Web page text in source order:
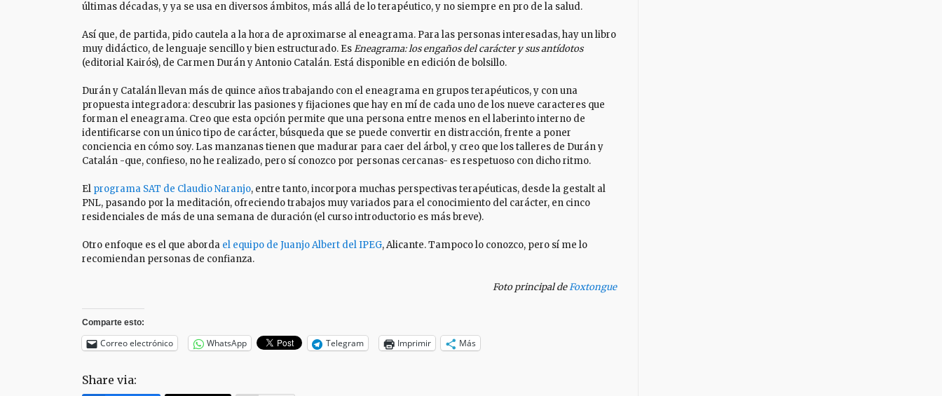
últimas décadas, y ya se usa en diversos ámbitos, más allá de lo terapéutico, y no siempre en pro de la salud.
Así que, de partida, pido cautela a la hora de aproximarse al eneagrama. Para las personas interesadas, hay un libro
muy didáctico, de lenguaje sencillo y bien estructurado. EsEneagrama: los engaños del carácter y sus antídotos
(editorial Kairós), de Carmen Durán y Antonio Catalán. Está disponible en edición de bolsillo.
Durán y Catalán llevan más de quince años trabajando con el eneagrama en grupos terapéuticos, y con una
propuesta integradora: descubrir las pasiones y fijaciones que hay en mí de cada uno de los nueve caracteres que
forman el eneagrama. Creo que esta opción permite que una persona entre menos en el laberinto interno de
identificarse con un único tipo de carácter, búsqueda que se puede convertir en distracción, frente a poner
conciencia en cómo soy. Las manzanas tienen que madurar para caer del árbol, y creo que los talleres de Durán y
Catalán -que, confieso, no he realizado, pero sí conozco por personas cercanas- es respetuoso con dicho ritmo.
El programa SAT de Claudio Naranjo, entre tanto, incorpora muchas perspectivas terapéuticas, desde la gestalt al
PNL, pasando por la meditación, ofreciendo trabajos muy variados para el conocimiento del carácter, en cinco
residenciales de más de una semana de duración (el curso introductorio es más breve).
Otro enfoque es el que aborda el equipo de Juanjo Albert del IPEG, Alicante. Tampoco lo conozco, pero sí me lo
recomiendan personas de confianza.
Foto principal deFoxtongue
Comparte esto:
Correo electrónico WhatsApp Telegram Imprimir Más
Share via: